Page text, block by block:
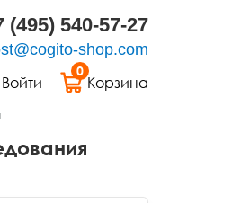
(495) 540-57-27
shop.com
Войти
0
Корзина